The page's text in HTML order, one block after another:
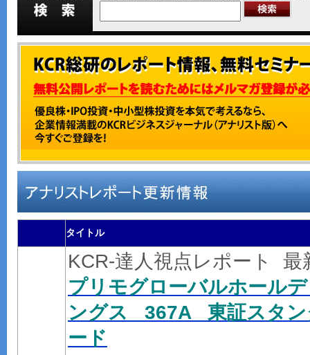
タイトル
KCR-達人視点レポート
プリモグローバルホール
ングス 367A 東証スタン
ード